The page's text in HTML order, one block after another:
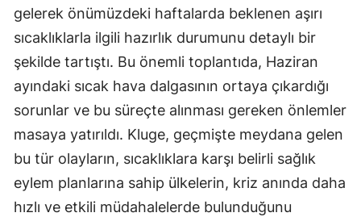
gelerek önümüzdeki haftalarda beklenen aşırı
sıcaklıklarla ilgili hazırlık durumunu detaylı bir
şekilde tartıştı. Bu önemli toplantıda, Haziran
ayındaki sıcak hava dalgasının ortaya çıkardığı
sorunlar ve bu süreçte alınması gereken önlemler
masaya yatırıldı. Kluge, geçmişte meydana gelen
bu tür olayların, sıcaklıklara karşı belirli sağlık
eylem planlarına sahip ülkelerin, kriz anında daha
hızlı ve etkili müdahalelerde bulunduğunu